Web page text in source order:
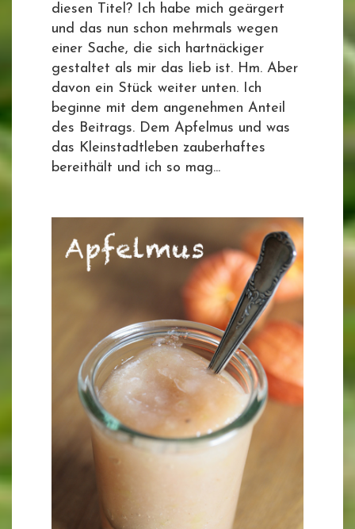
diesen Titel? Ich habe mich geärgert
und das nun schon mehrmals wegen
einer Sache, die sich hartnäckiger
gestaltet als mir das lieb ist. Hm. Aber
davon ein Stück weiter unten. Ich
beginne mit dem angenehmen Anteil
des Beitrags. Dem Apfelmus und was
das Kleinstadtleben zauberhaftes
bereithält und ich so mag...